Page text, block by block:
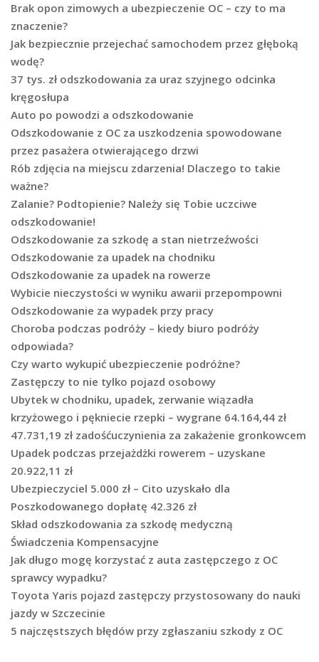
Brak opon zimowych a ubezpieczenie OC – czy to ma
znaczenie?
Jak bezpiecznie przejechać samochodem przez głęboką
wodę?
37 tys. zł odszkodowania za uraz szyjnego odcinka
kręgosłupa
Auto po powodzi a odszkodowanie
Odszkodowanie z OC za uszkodzenia spowodowane
przez pasażera otwierającego drzwi
Rób zdjęcia na miejscu zdarzenia! Dlaczego to takie
ważne?
Zalanie? Podtopienie? Należy się Tobie uczciwe
odszkodowanie!
Odszkodowanie za szkodę a stan nietrzeźwości
Odszkodowanie za upadek na chodniku
Odszkodowanie za upadek na rowerze
Wybicie nieczystości w wyniku awarii przepompowni
Odszkodowanie za wypadek przy pracy
Choroba podczas podróży – kiedy biuro podróży
odpowiada?
Czy warto wykupić ubezpieczenie podróżne?
Zastępczy to nie tylko pojazd osobowy
Ubytek w chodniku, upadek, zerwanie wiązadła
krzyżowego i pękniecie rzepki – wygrane 64.164,44 zł
47.731,19 zł zadośćuczynienia za zakażenie gronkowcem
Upadek podczas przejażdżki rowerem – uzyskane
20.922,11 zł
Ubezpieczyciel 5.000 zł – Cito uzyskało dla
Poszkodowanego dopłatę 42.326 zł
Skład odszkodowania za szkodę medyczną
Świadczenia Kompensacyjne
Jak długo mogę korzystać z auta zastępczego z OC
sprawcy wypadku?
Toyota Yaris pojazd zastępczy przystosowany do nauki
jazdy w Szczecinie
5 najczęstszych błędów przy zgłaszaniu szkody z OC